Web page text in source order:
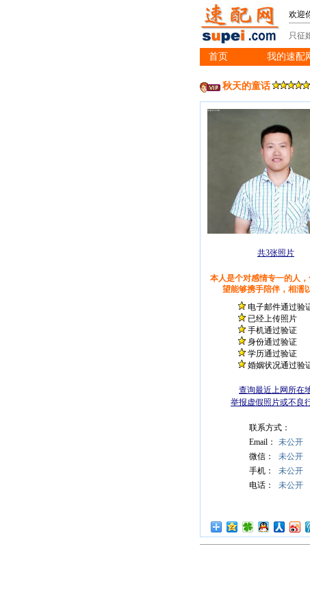
欢迎
只征
首页 我的速配
秋天的童话
共3张照片
本人是个对感情专一的人
望能够携手陪伴，相濡
电子邮件通过验
已经上传照片
手机通过验证
身份通过验证
学历通过验证
婚姻状况通过验
查询最近上网所在
举报虚假照片或不良
联系方式：
Email：
未公开
微信：
未公开
手机：
未公开
电话：
未公开